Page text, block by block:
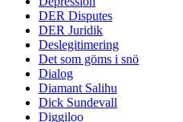
DER Disputes
DER Juridik
Deslegitimering
Det som göms i snö
Dialog
Diamant Salihu
Dick Sundevall
Diggiloo